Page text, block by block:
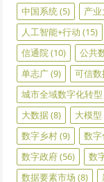
中国系统(5) 产
人工智能+行动 (15)
信通院(10) 公共
单志广(9) 可信
城市全域数字化转型
大数据(8) 大模型
数字乡村(9) 数
数字政府(56) 数
数据要素市场 (8)